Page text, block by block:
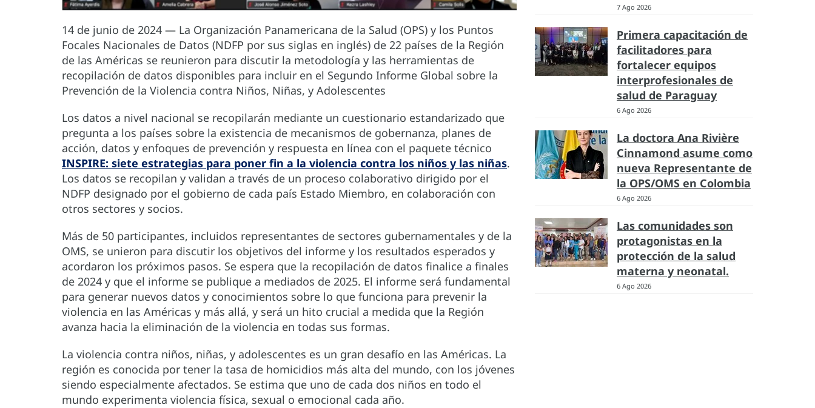
14 de junio de 2024 — La Organización Panamericana de la Salud (OPS) y los Puntos
Focales Nacionales de Datos (NDFP por sus siglas en inglés) de 22 países de la Región
de las Américas se reunieron para discutir la metodología y las herramientas de
recopilación de datos disponibles para incluir en el Segundo Informe Global sobre la
Prevención de la Violencia contra Niños, Niñas, y Adolescentes
Los datos a nivel nacional se recopilarán mediante un cuestionario estandarizado que
pregunta a los países sobre la existencia de mecanismos de gobernanza, planes de
acción, datos y enfoques de prevención y respuesta en línea con el paquete técnico
INSPIRE: siete estrategias para poner fin a la violencia contra los niños y las niñas.
Los datos se recopilan y validan a través de un proceso colaborativo dirigido por el
NDFP designado por el gobierno de cada país Estado Miembro, en colaboración con
otros sectores y socios.
Más de 50 participantes, incluidos representantes de sectores gubernamentales y de la
OMS, se unieron para discutir los objetivos del informe y los resultados esperados y
acordaron los próximos pasos. Se espera que la recopilación de datos finalice a finales
de 2024 y que el informe se publique a mediados de 2025. El informe será fundamental
para generar nuevos datos y conocimientos sobre lo que funciona para prevenir la
violencia en las Américas y más allá, y será un hito crucial a medida que la Región
avanza hacia la eliminación de la violencia en todas sus formas.
La violencia contra niños, niñas, y adolescentes es un gran desafío en las Américas. La
región es conocida por tener la tasa de homicidios más alta del mundo, con los jóvenes
siendo especialmente afectados. Se estima que uno de cada dos niños en todo el
mundo experimenta violencia física, sexual o emocional cada año.
7 Ago 2026
Primera capacitación de
facilitadores para
fortalecer equipos
interprofesionales de
salud de Paraguay
6 Ago 2026
La doctora Ana Rivière
Cinnamond asume como
nueva Representante de
la OPS/OMS en Colombia
6 Ago 2026
Las comunidades son
protagonistas en la
protección de la salud
materna y neonatal.
6 Ago 2026